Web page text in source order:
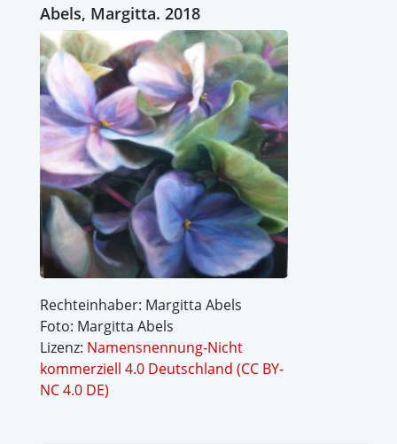
Abels, Margitta. 2018
Rechteinhaber: Margitta Abels
Foto: Margitta Abels
Lizenz: Namensnennung-Nicht
kommerziell 4.0 Deutschland (CC BY-
NC 4.0 DE)